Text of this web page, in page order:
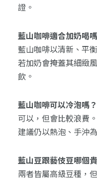
證。
藍山咖啡適合加奶喝
藍山咖啡以清新、平
若加奶會掩蓋其細緻
飲。
藍山咖啡可以冷泡嗎？
可以，但會比較浪費
建議仍以熱泡、手沖
藍山豆跟藝伎豆哪個
兩者皆屬高級豆種，